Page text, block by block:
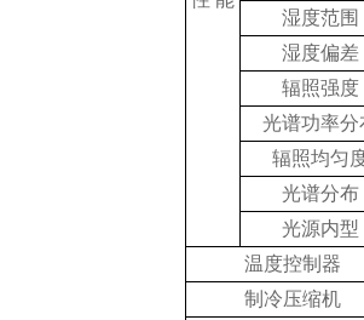
湿度范围
湿度偏差
辐照强度
光谱功率分
辐照均匀
光谱分布
光源内型
温度控制器
制冷压缩机